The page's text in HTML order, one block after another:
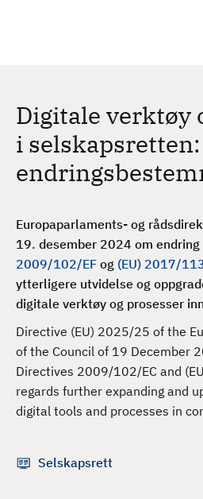
Digitale verktøy
i selskapsretten:
Europaparlaments- og
19. desember 2024 om
2009/102/EF og (EU) 2017/
ytterligere utvidelse og
digitale verktøy og prosesser
Directive (EU) 2025/25 of the
of the Council of 19 December
Directives 2009/102/EC and
regards further expanding and
digital tools and processes in
Selskapsrett